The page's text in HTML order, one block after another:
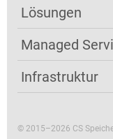
Lösungen
Managed
Infrastruktur
© 2015–2026 CS